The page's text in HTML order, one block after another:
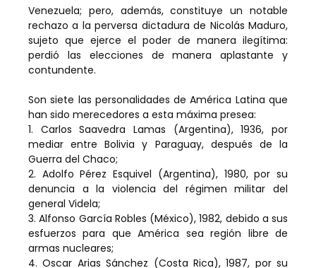
Venezuela; pero, además, constituye un notable
rechazo a la perversa dictadura de Nicolás Maduro,
sujeto que ejerce el poder de manera ilegítima:
perdió las elecciones de manera aplastante y
contundente.
Son siete las personalidades de América Latina que
han sido merecedores a esta máxima presea:
1. Carlos Saavedra Lamas (Argentina), 1936, por
mediar entre Bolivia y Paraguay, después de la
Guerra del Chaco;
2. Adolfo Pérez Esquivel (Argentina), 1980, por su
denuncia a la violencia del régimen militar del
general Videla;
3. Alfonso García Robles (México), 1982, debido a sus
esfuerzos para que América sea región libre de
armas nucleares;
4. Oscar Arias Sánchez (Costa Rica), 1987, por su